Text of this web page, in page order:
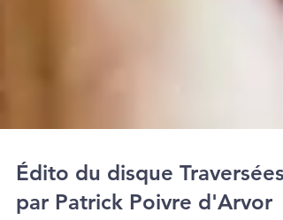
Édito du disque Traversées